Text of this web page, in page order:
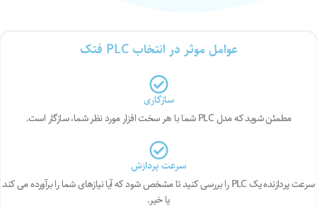
عوامل موثر در انتخاب PLC فتک
سازگاری
مطمئن شوید که مدل PLC شما با هر سخت افزار مورد نظر شما، سازگار است.
سرعت پردازش
سرعت پردازنده یک PLC را بررسی کنید تا مشخص شود که آیا نیازهای شما را برآورده می کند
یا خیر.